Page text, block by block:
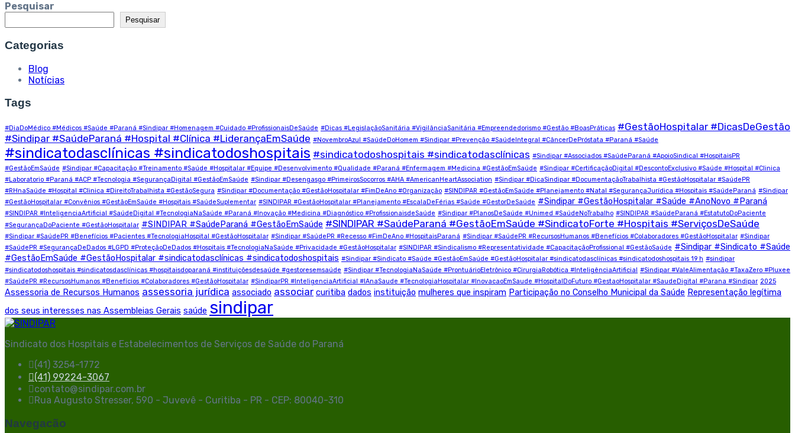
Pesquisar
Pesquisar
Categorias
Blog
Notícias
Tags
#DiaDoMédico #Médicos #Saúde #Paraná #Sindipar #Homenagem #Cuidado #ProfissionaisDeSaúde #Dicas #LegislaçãoSanitária #VigilânciaSanitária #Empreendedorismo #Gestão #BoasPráticas #GestãoHospitalar #DicasDeGestão
#Sindipar #SaúdeParaná #Hospital #Clínica #LiderançaEmSaúde #NovembroAzul #SaúdeDoHomem #Sindipar #Prevenção #SaúdeIntegral #CâncerDePróstata #Paraná #Saúde
#sindicatodasclínicas #sindicatodoshospitais #sindicatodoshospitais #sindicatodasclínicas #Sindipar #Associados #SaúdeParaná #ApoioSindical #HospitaisPR
#GestãoEmSaúde #Sindipar #Capacitação #Treinamento #Saúde #Hospitalar #Equipe #Desenvolvimento #Qualidade #Paraná #Enfermagem #Medicina #GestãoEmSaúde #Sindipar #CertificaçãoDigital #DescontoExclusivo #Saúde #Hospital #Clinica
#Laboratorio #Paraná #ACP #Tecnologia #SegurançaDigital #GestãoEmSaúde #Sindipar #Desengasgo #PrimeirosSocorros #AHA #AmericanHeartAssociation #Sindipar #DicaSindipar #DocumentaçãoTrabalhista #GestãoHospitalar #SaúdePR
#RHnaSaúde #Hospital #Clinica #DireitoTrabalhista #GestãoSegura #Sindipar #Documentação #GestãoHospitalar #FimDeAno #Organização #SINDIPAR #GestãoEmSaúde #Planejamento #Natal #SegurançaJurídica #Hospitais #SaúdeParaná #Sindipar
#GestãoHospitalar #Convênios #GestãoEmSaúde #Hospitais #SaúdeSuplementar #SINDIPAR #GestãoHospitalar #Planejamento #EscalaDeFérias #Saúde #GestorDeSaúde #Sindipar #GestãoHospitalar #Saúde #AnoNovo #Paraná
#SINDIPAR #InteligenciaArtificial #SaúdeDigital #TecnologiaNaSaúde #Paraná #Inovação #Medicina #Diagnóstico #ProfissionaisdeSaúde #Sindipar #PlanosDeSaúde #Unimed #SaúdeNoTrabalho #SINDIPAR #SaúdeParaná #EstatutoDoPaciente
#SegurançaDoPaciente #GestãoHospitalar #SINDIPAR #SaúdeParaná #GestãoEmSaúde #SINDIPAR #SaúdeParaná #GestãoEmSaúde #SindicatoForte #Hospitais #ServiçosDeSaúde
#Sindipar #SaúdePR #Benefícios #Pacientes #TecnologiaHospital #GestãoHospitalar #Sindipar #SaúdePR #Recesso #FimDeAno #HospitaisParaná #Sindipar #SaúdePR #RecursosHumanos #Benefícios #Colaboradores #GestãoHospitalar #Sindipar
#SaúdePR #SegurançaDeDados #LGPD #ProteçãoDeDados #Hospitais #TecnologiaNaSaúde #Privacidade #GestãoHospitalar #SINDIPAR #Sindicalismo #Representatividade #CapacitaçãoProfissional #GestãoSaúde #Sindipar #Sindicato #Saúde
#GestãoEmSaúde #GestãoHospitalar #sindicatodasclínicas #sindicatodoshospitais #Sindipar #Sindicato #Saúde #GestãoEmSaúde #GestãoHospitalar #sindicatodasclínicas #sindicatodoshospitais 19 h #sindipar
#sindicatodoshospitais #sindicatosdasclínicas #hospitaisdoparaná #instituiçõesdesaúde #gestoresemsaúde #Sindipar #TecnologiaNaSaúde #ProntuárioEletrônico #CirurgiaRobótica #InteligênciaArtificial
#Sindipar #ValeAlimentação #TaxaZero #Pluxee
#SaúdePR #RecursosHumanos #Benefícios #Colaboradores #GestãoHospitalar #SindiparPR #InteligenciaArtificial #IAnaSaude #TecnologiaHospitalar #InovacaoEmSaude #HospitalDoFuturo #GestaoHospitalar #SaudeDigital #Parana #Sindipar 2025
Assessoria de Recursos Humanos assessoria jurídica associado associar curitiba dados instituição mulheres que inspiram Participação no Conselho Municipal da Saúde Representação legítima
dos seus interesses nas Assembleias Gerais saúde sindipar
Sindicato dos Hospitais e Estabelecimentos de Serviços de Saúde do Paraná
(41) 3254-1772
(41) 99224-3067
contato@sindipar.com.br
Rua Augusto Stresser, 590 - Juvevê - Curitiba - PR - CEP: 80040-310
Navegacão